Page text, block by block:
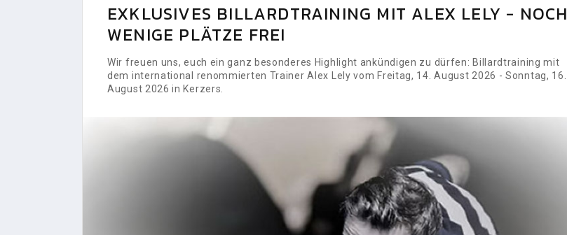
EXKLUSIVES BILLARDTRAINING MIT ALEX LELY - NOCH
WENIGE PLÄTZE FREI
Wir freuen uns, euch ein ganz besonderes Highlight ankündigen zu dürfen: Billardtraining mit
dem international renommierten Trainer Alex Lely vom Freitag, 14. August 2026 - Sonntag, 16.
August 2026 in Kerzers.